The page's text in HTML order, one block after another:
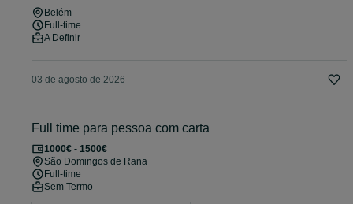
Belém
Full-time
A Definir
03 de agosto de 2026
Full time para pessoa com carta
1000€ - 1500€
São Domingos de Rana
Full-time
Sem Termo